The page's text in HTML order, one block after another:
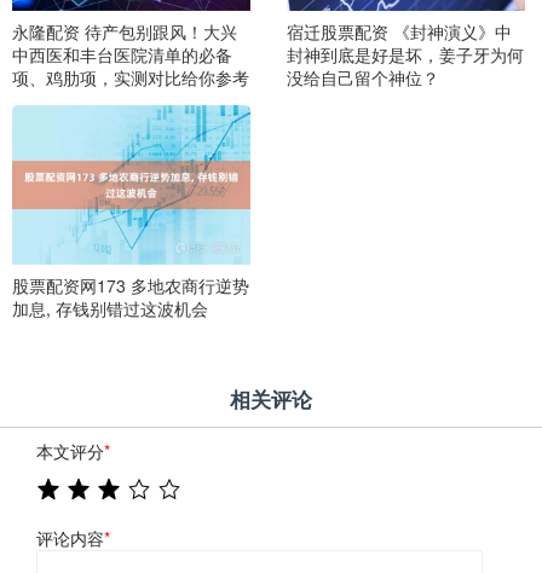
永隆配资 待产包别跟风！大兴
中西医和丰台医院清单的必备
项、鸡肋项，实测对比给你参考
宿迁股票配资 《封神演义》中
封神到底是好是坏，姜子牙为何
没给自己留个神位？
股票配资网173 多地农商行逆势
加息, 存钱别错过这波机会
相关评论
本文评分*
评论内容*